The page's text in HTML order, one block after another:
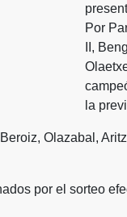
Por
II,
la
Olazabal,
por el sorteo